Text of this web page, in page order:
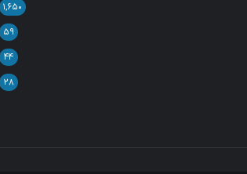
۱,۶۵۰
۵۹
۴۴
۲۸